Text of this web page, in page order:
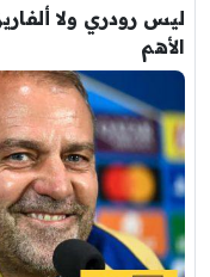
ليس رودري ولا
الأهم